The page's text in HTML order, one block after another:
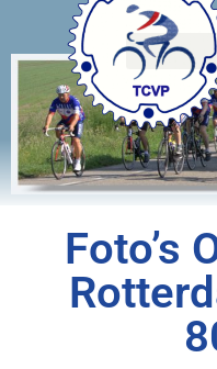
Foto’s